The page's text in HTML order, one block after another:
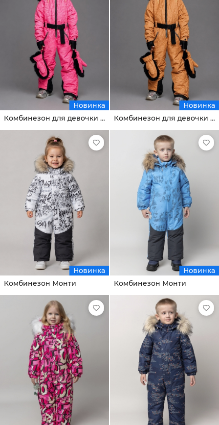
Новинка
Комбинезон для девочки Ронда
Новинка
Комбинезон для девочки Ронда
Новинка
Комбинезон Монти
Новинка
Комбинезон Монти